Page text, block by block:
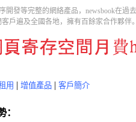
發等完整的網絡產品，newsbook在
戶遍及全國各地，擁有百餘家合作夥伴。
用 | 增值產品| 客戶簡介
：